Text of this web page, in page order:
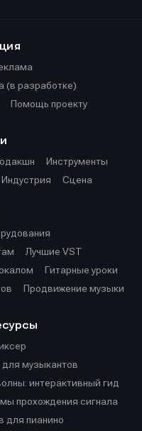
(в разработке)
Помощь проекту
Инструменты
Индустрия Сцена
Лучшие VST
Гитарные уроки
Продвижение музыки
музыкантов
интерактивный гид
прохождения сигнала
для пианино